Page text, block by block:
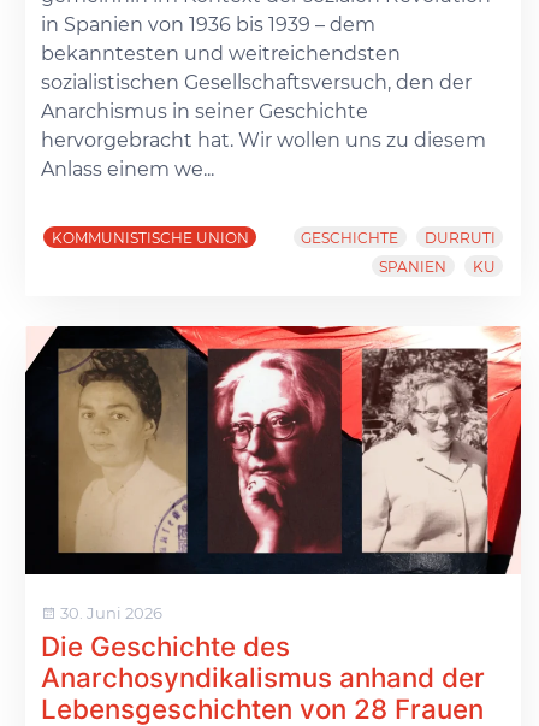
in Spanien von 1936 bis 1939 – dem
bekanntesten und weitreichendsten
sozialistischen Gesellschaftsversuch, den der
Anarchismus in seiner Geschichte
hervorgebracht hat. Wir wollen uns zu diesem
Anlass einem we...
KOMMUNISTISCHE UNION GESCHICHTE
DURRUTI
SPANIEN
KU
30. Juni 2026
Die Geschichte des
Anarchosyndikalismus anhand der
Lebensgeschichten von 28 Frauen